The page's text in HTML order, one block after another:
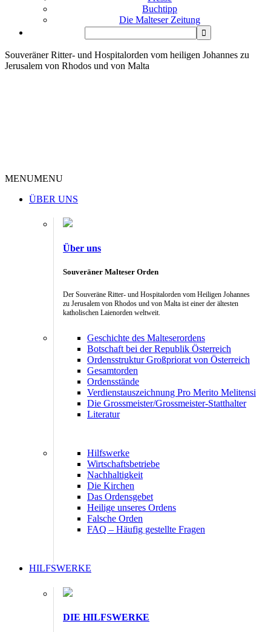
Buchtipp
Die Malteser Zeitung
Souveräner Ritter- und Hospitalorden vom heiligen Johannes zu
Jerusalem von Rhodos und von Malta
MENUMENU
ÜBER UNS
Über uns
Souveräner Malteser Orden
Der Souveräne Ritter- und Hospitalorden vom Heiligen Johannes
zu Jerusalem von Rhodos und von Malta ist einer der ältesten
katholischen Laienorden weltweit.
Geschichte des Malteserordens
Botschaft bei der Republik Österreich
Ordensstruktur Großpriorat von Österreich
Gesamtorden
Ordensstände
Verdienstauszeichnung Pro Merito Melitensi
Die Grossmeister/Grossmeister-Statthalter
Literatur
Hilfswerke
Wirtschaftsbetriebe
Nachhaltigkeit
Die Kirchen
Das Ordensgebet
Heilige unseres Ordens
Falsche Orden
FAQ – Häufig gestellte Fragen
HILFSWERKE
DIE HILFSWERKE